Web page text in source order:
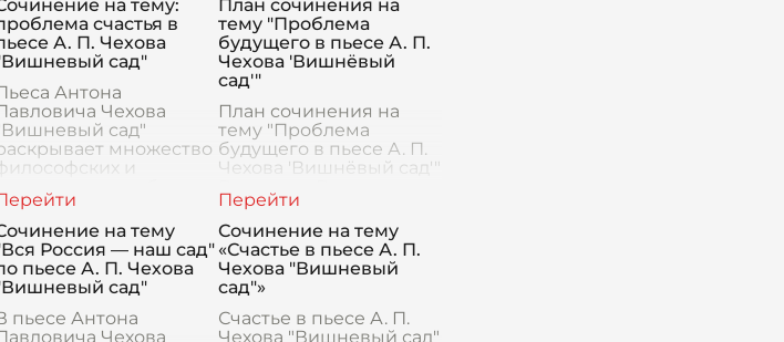
на тему:
счастья в
А. П. Чехова
сад"
Антона
Чехова
сад"
множество
и
которых особое
занимает
счастья.
для каждого из
План сочинения на
тему "Проблема
будущего в пьесе А. П.
Чехова 'Вишнёвый
сад'"
План сочинения на
тему "Проблема
будущего в пьесе А. П.
Чехова 'Вишнёвый сад'"
сочинение должно
начать с обоснования
значимости пьесы и её
актуальности в конте
на тему
Россия — наш сад"
пьесе А. П. Чехова
сад"
пьесе Антона
Чехова
Сочинение на тему
«Счастье в пьесе А. П.
Чехова "Вишневый
сад"»
Счастье в пьесе А. П.
Чехова "Вишневый сад"